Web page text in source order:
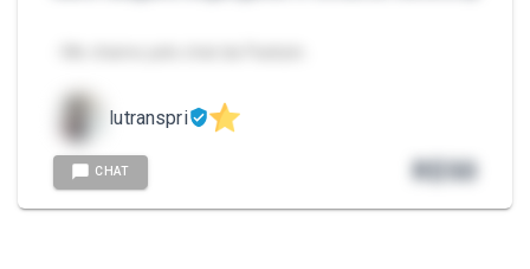
lutranspri
CHAT R$50